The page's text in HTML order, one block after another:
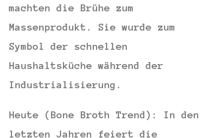
machten die Brühe zum
Massenprodukt. Sie wurde zum
Symbol der schnellen
Haushaltsküche während der
Industrialisierung.
Heute (Bone Broth Trend):
In den
letzten Jahren feiert die